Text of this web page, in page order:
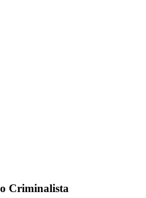
Criminalista